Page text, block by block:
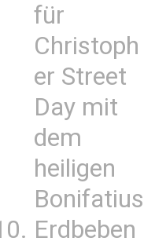
für
Christoph
er Street
Day mit
dem
heiligen
Bonifatius
Erdbeben